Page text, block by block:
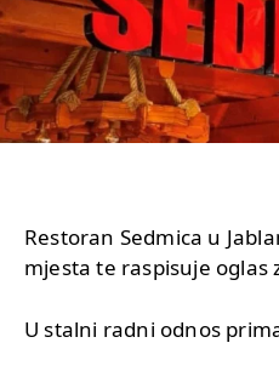
Restoran Sedmica u
mjesta te raspisuje
U stalni radni odnos